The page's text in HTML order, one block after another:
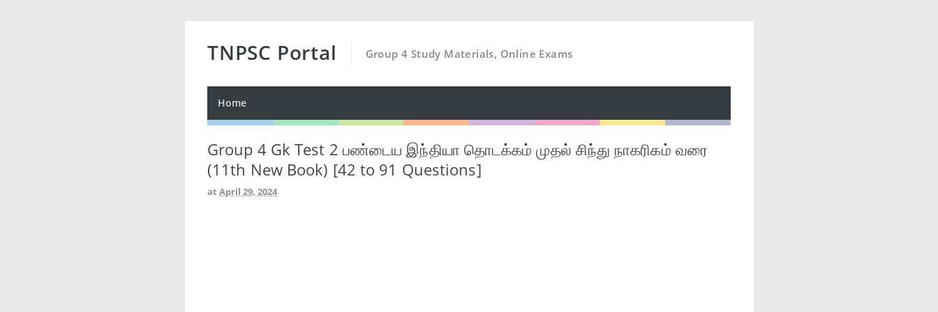
TNPSC Portal Group 4 Study Materials, Online Exams
Home
Group 4 Gk Test 2 பண்டைய இந்தியா தொடக்கம் முதல் சிந்து நாகரிகம் வரை
(11th New Book) [42 to 91 Questions]
at April 29, 2024